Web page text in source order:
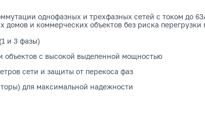
однофазных и трехфазных сетей с током до
и коммерческих объектов без риска перегрузки
и 3 фазы)
объектов с высокой выделенной мощностью
сети и защиты от перекоса фаз
для максимальной надежности